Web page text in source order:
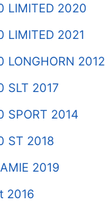
LIMITED 2020
LIMITED 2021
LONGHORN 2012
SLT 2017
SPORT 2014
ST 2018
2019
2016